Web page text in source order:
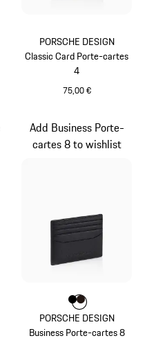
PORSCHE DESIGN
Classic Card Porte-cartes
4
75,00 €
PORSCHE DESIGN
Business Porte-cartes 8
Add Business Porte-
cartes 8 to wishlist
Couleur
Couleur
Couleur